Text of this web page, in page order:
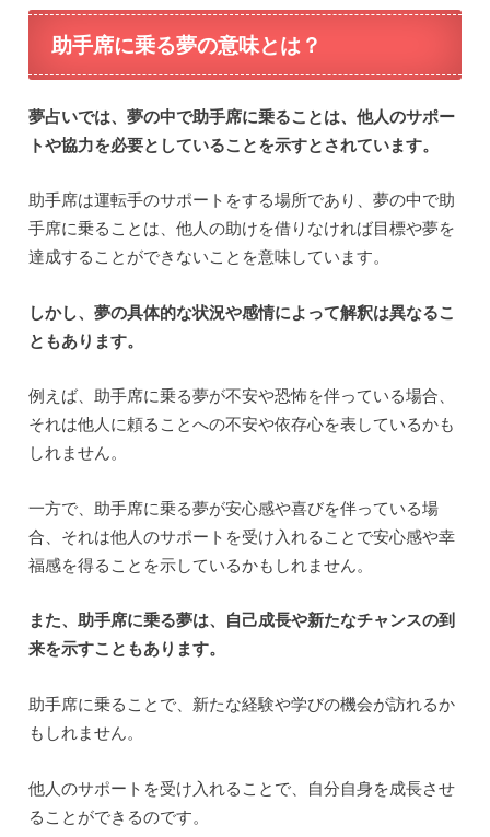
助手席に乗る夢の意味とは？
夢占いでは、夢の中で助手席に乗ることは、他人のサポー
トや協力を必要としていることを示すとされています。
助手席は運転手のサポートをする場所であり、夢の中で助
手席に乗ることは、他人の助けを借りなければ目標や夢を
達成することができないことを意味しています。
しかし、夢の具体的な状況や感情によって解釈は異なるこ
ともあります。
例えば、助手席に乗る夢が不安や恐怖を伴っている場合、
それは他人に頼ることへの不安や依存心を表しているかも
しれません。
一方で、助手席に乗る夢が安心感や喜びを伴っている場
合、それは他人のサポートを受け入れることで安心感や幸
福感を得ることを示しているかもしれません。
また、助手席に乗る夢は、自己成長や新たなチャンスの到
来を示すこともあります。
助手席に乗ることで、新たな経験や学びの機会が訪れるか
もしれません。
他人のサポートを受け入れることで、自分自身を成長させ
ることができるのです。